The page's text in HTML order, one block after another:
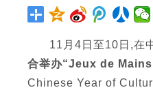
11月4日至10日,在
合举办“Jeux de
Chinese Year of